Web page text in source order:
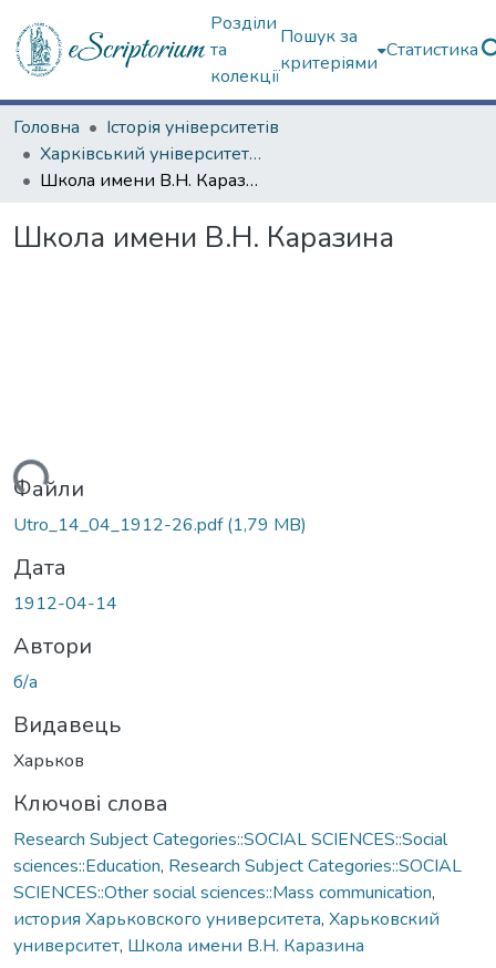
Розділи
та
колекції
Пошук за
критеріями
Статистика
Головна
Історія університетів
Харківський університет (сторінками періодичних видань)
Школа имени В.Н. Каразина
Школа имени В.Н. Каразина
Файли
Utro_14_04_1912-26.pdf(1,79 MB)
Дата
1912-04-14
Автори
б/а
Видавець
Харьков
Ключові слова
Research Subject Categories::SOCIAL SCIENCES::Social
sciences::Education, Research Subject Categories::SOCIAL
SCIENCES::Other social sciences::Mass communication,
история Харьковского университета, Харьковский
университет, Школа имени В.Н. Каразина